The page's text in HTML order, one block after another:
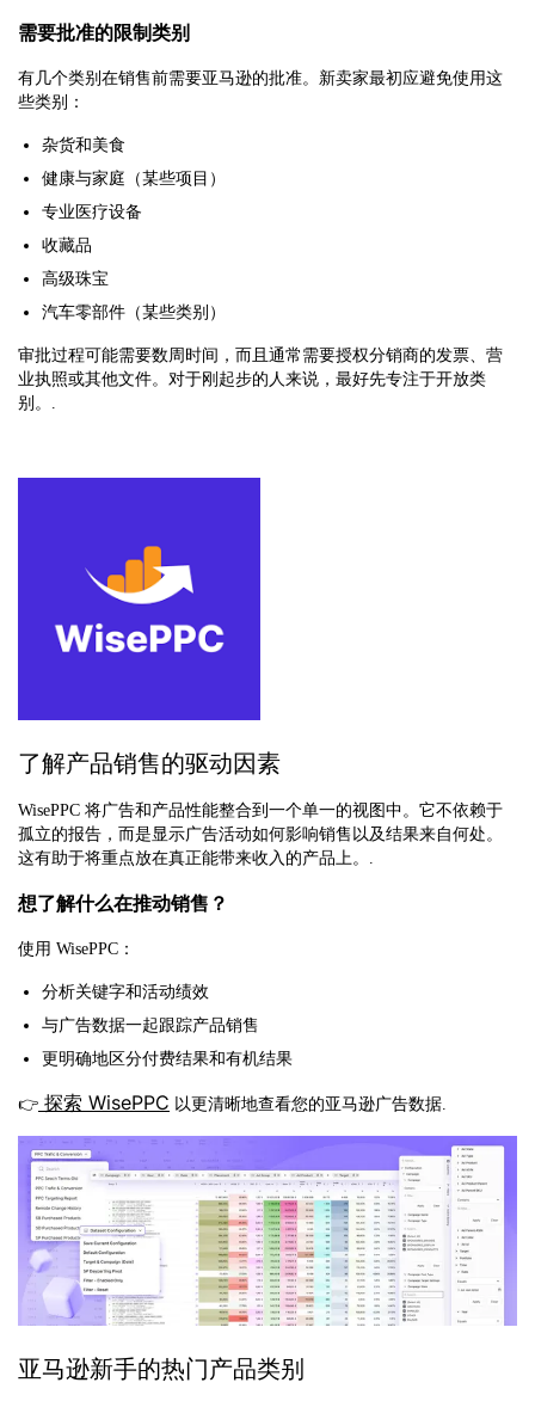
需要批准的限制类别
有几个类别在销售前需要亚马逊的批准。新卖家最初应避免使用这
些类别：
杂货和美食
健康与家庭（某些项目）
专业医疗设备
收藏品
高级珠宝
汽车零部件（某些类别）
审批过程可能需要数周时间，而且通常需要授权分销商的发票、营
业执照或其他文件。对于刚起步的人来说，最好先专注于开放类
别。.
了解产品销售的驱动因素
WisePPC 将广告和产品性能整合到一个单一的视图中。它不依赖于
孤立的报告，而是显示广告活动如何影响销售以及结果来自何处。
这有助于将重点放在真正能带来收入的产品上。.
想了解什么在推动销售？
使用 WisePPC：
分析关键字和活动绩效
与广告数据一起跟踪产品销售
更明确地区分付费结果和有机结果
👉 探索 WisePPC 以更清晰地查看您的亚马逊广告数据.
亚马逊新手的热门产品类别